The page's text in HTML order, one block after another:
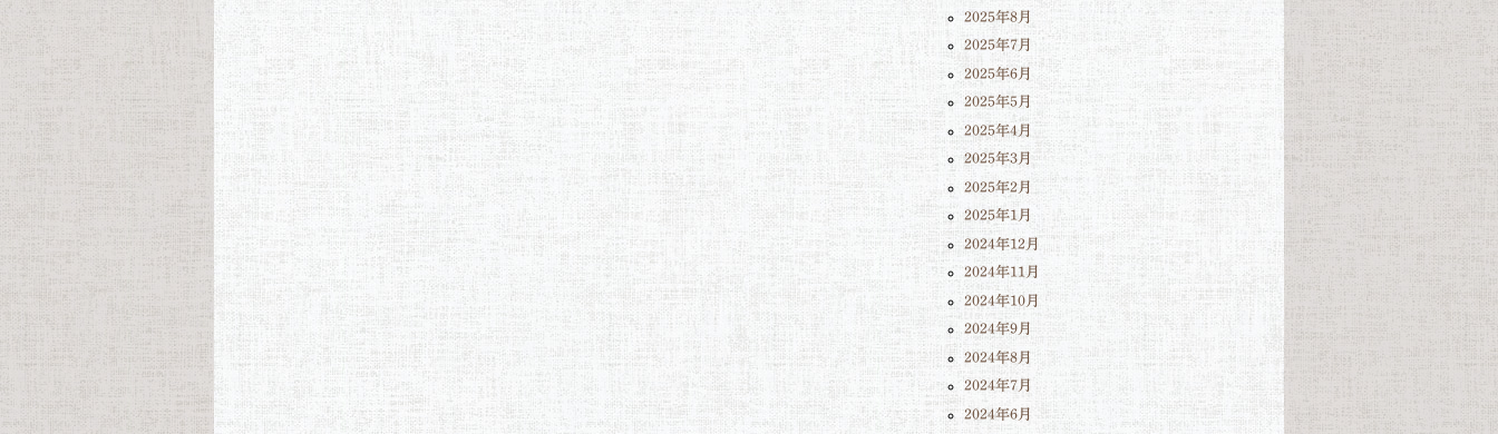
2025年8月
2025年7月
2025年6月
2025年5月
2025年4月
2025年3月
2025年2月
2025年1月
2024年12月
2024年11月
2024年10月
2024年9月
2024年8月
2024年7月
2024年6月